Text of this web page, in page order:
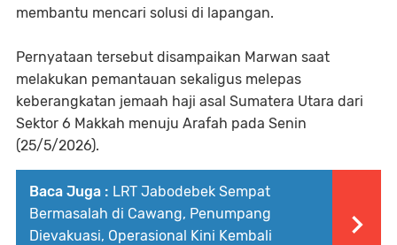
membantu mencari solusi di lapangan.
Pernyataan tersebut disampaikan Marwan saat
melakukan pemantauan sekaligus melepas
keberangkatan jemaah haji asal Sumatera Utara dari
Sektor 6 Makkah menuju Arafah pada Senin
(25/5/2026).
Baca Juga : LRT Jabodebek Sempat
Bermasalah di Cawang, Penumpang
Dievakuasi, Operasional Kini Kembali